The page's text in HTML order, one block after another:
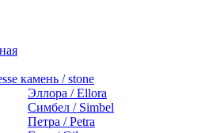
камень / stone
Эллора / Ellora
Симбел / Simbel
Петра / Petra